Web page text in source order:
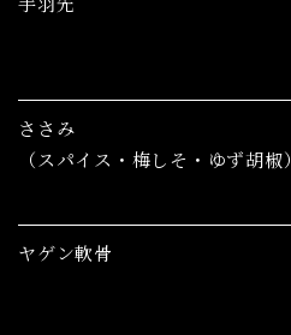
ささみ
（スパイス・梅しそ・ゆず胡椒）
ヤゲン軟骨